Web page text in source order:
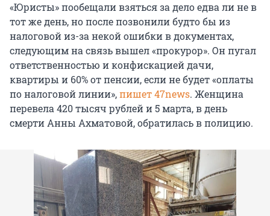
«Юристы» пообещали взяться за дело едва ли не в
тот же день, но после позвонили будто бы из
налоговой из-за некой ошибки в документах,
следующим на связь вышел «прокурор». Он пугал
ответственностью и конфискацией дачи,
квартиры и 60% от пенсии, если не будет «оплаты
по налоговой линии»,пишет 47news. Женщина
перевела 420 тысяч рублей и 5 марта, в день
смерти Анны Ахматовой, обратилась в полицию.